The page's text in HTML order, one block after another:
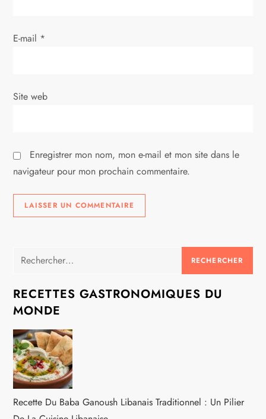
r
i
l
e
E-mail *
Site web
Enregistrer mon nom, mon e-mail et mon site dans le
navigateur pour mon prochain commentaire.
Rechercher :
RECETTES GASTRONOMIQUES DU
MONDE
Recette Du Baba Ganoush Libanais Traditionnel : Un Pilier